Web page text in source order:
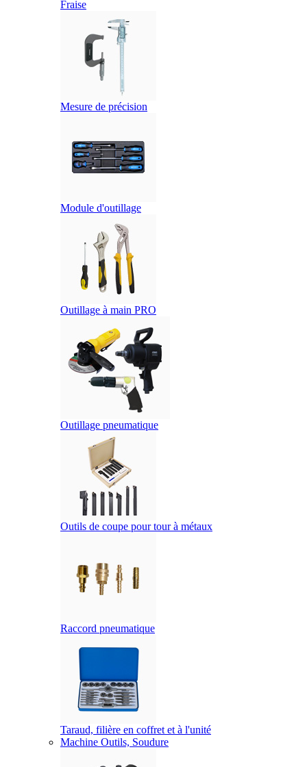
Fraise
Mesure de précision
Module d'outillage
Outillage à main PRO
Outillage pneumatique
Outils de coupe pour tour à métaux
Raccord pneumatique
Taraud, filière en coffret et à l'unité
Machine Outils, Soudure